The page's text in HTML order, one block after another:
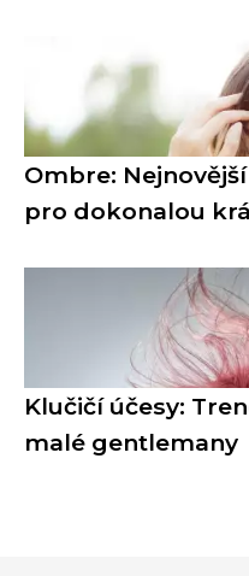
Ombre:
pro dokonalou
Klučičí účesy:
malé gentlemany